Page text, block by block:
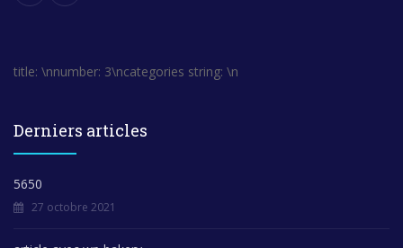
title: \nnumber: 3\ncategories string: \n
Derniers articles
5650
27 octobre 2021